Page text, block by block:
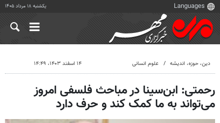
یکشنبه ۱۸ مرداد ۱۴۰۵
دين، حوزه، انديشه علوم انسانی ۱۴ اسفند ۱۴۰۳، ۱۴:۴۹
رحمتی: ابن‌سینا در مباحث فلسفی امروز
می‌تواند به ما کمک کند و حرف دارد